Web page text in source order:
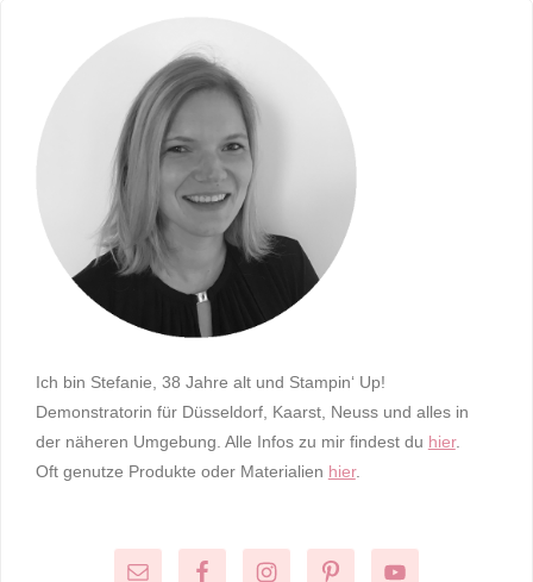
Ich bin Stefanie, 38 Jahre alt und Stampin‘ Up!
Demonstratorin für Düsseldorf, Kaarst, Neuss und alles in
der näheren Umgebung. Alle Infos zu mir findest du hier.
Oft genutze Produkte oder Materialien hier.